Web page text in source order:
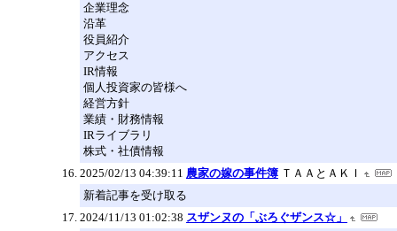
企業理念
沿革
役員紹介
アクセス
IR情報
個人投資家の皆様へ
経営方針
業績・財務情報
IRライブラリ
株式・社債情報
2025/02/13 04:39:11 農家の嫁の事件簿 ＴＡＡとＡＫＩ
新着記事を受け取る
2024/11/13 01:02:38 スザンヌの「ぶろぐザンス☆」